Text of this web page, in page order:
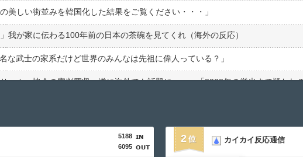
美しい街並みを韓国化した結果をご覧ください・・・」
我が家に伝わる100年前の日本の茶碗を見てくれ（海外の反応）
な武士の家系だけど世界のみんなは先祖に偉人っている？」
ダブル台風直撃か？←「タイミング悪すぎる！」（海外の反応）
5188
6095
2 カイカイ反応通信